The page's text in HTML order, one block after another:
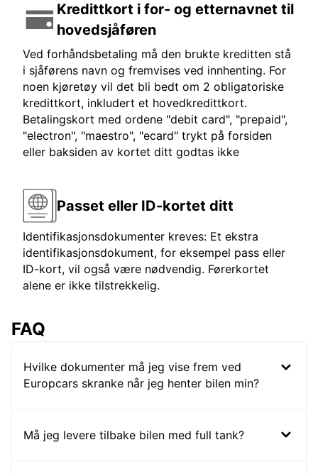
Kredittkort i for- og etternavnet til
hovedsjåføren
Ved forhåndsbetaling må den brukte kreditten stå
i sjåførens navn og fremvises ved innhenting. For
noen kjøretøy vil det bli bedt om 2 obligatoriske
kredittkort, inkludert et hovedkredittkort.
Betalingskort med ordene "debit card", "prepaid",
"electron", "maestro", "ecard" trykt på forsiden
eller baksiden av kortet ditt godtas ikke
Passet eller ID-kortet ditt
Identifikasjonsdokumenter kreves: Et ekstra
identifikasjonsdokument, for eksempel pass eller
ID-kort, vil også være nødvendig. Førerkortet
alene er ikke tilstrekkelig.
FAQ
Hvilke dokumenter må jeg vise frem ved
Europcars skranke når jeg henter bilen min?
Må jeg levere tilbake bilen med full tank?